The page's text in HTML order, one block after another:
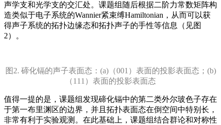
声学支和光学支的交汇处。课题组随后根据二阶力常数矩阵构
造类似于电子系统的Wannier紧束缚Hamiltonian，从而可以获
得声子系统的拓扑边缘态和拓扑声子的手性等信息（见图
2）。
图2. 碲化镉的声子表面态：(a)（001）表面的投影表面态；(b)
（111）表面的投影表面态
值得一提的是，课题组发现碲化镉中的第二类外尔玻色子存在
于第一布里渊区的边界，并且拓扑表面态在倒空间中特别长，
非常有利于实验观测。在此基础上，课题组结合群论和对称性